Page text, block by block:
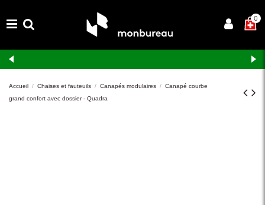
×0
Accueil Chaises et fauteuils Canapés modulaires
Canapé courbe
grand confort avec dossier - Quadra